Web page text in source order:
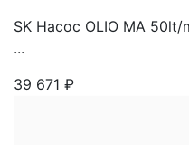
SK Насос OLIO MA 50lt/
...
39 671 ₽